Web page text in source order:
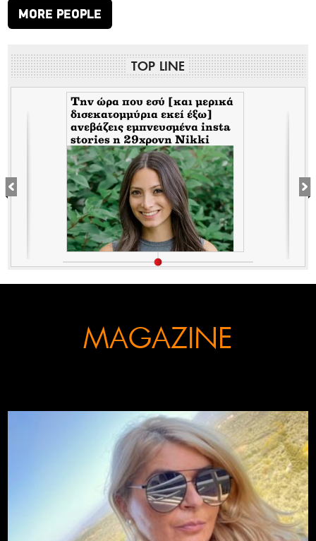
MORE PEOPLE
TOP LINE
Tην ώρα που εσύ [και μερικά
δισεκατομμύρια εκεί έξω]
ανεβάζεις εμπνευσμένα insta
stories η 29χρονη Nikki
Seaman εκτός από όμορφη
πλουτίζει πουλώντας ελιές
από τη Καλαμάτα
MAGAZINE